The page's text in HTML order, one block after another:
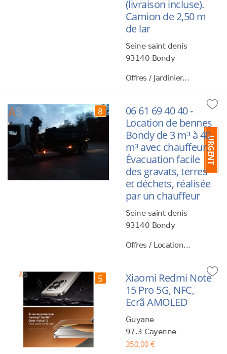
(livraison incluse).
Camion de 2,50 m
de lar
Seine saint denis
93140 Bondy
Offres / Jardinier...
8
URGENT
06 61 69 40 40 -
Location de bennes
Bondy de 3 m³ à 40
m³ avec chauffeur.
Évacuation facile
des gravats, terres
et déchets, réalisée
par un chauffeur
Seine saint denis
93140 Bondy
Offres / Location...
5
Xiaomi Redmi Note
15 Pro 5G, NFC,
Ecrã AMOLED
Guyane
97.3 Cayenne
350,00 €